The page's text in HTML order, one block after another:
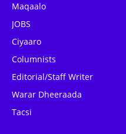
Maqaalo
JOBS
Ciyaaro
Columnists
Editorial/Staff Writer
Warar Dheeraada
Tacsi